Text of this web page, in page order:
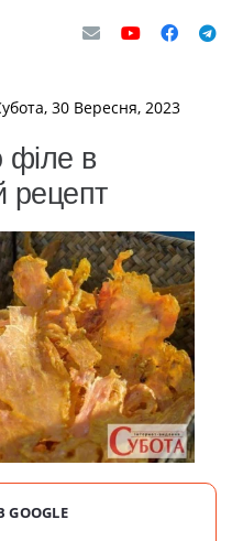
30 Вересня, 2023
філе в
рецепт